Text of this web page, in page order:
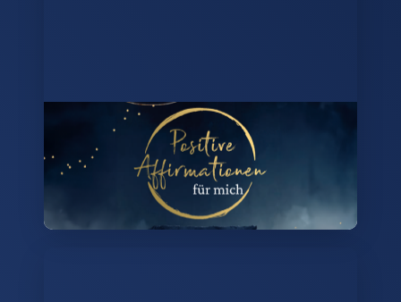
Jeden Tag positive Impulse 💫
Entdecke unser neues Kartenset mit 55
positiven Affirmationen. Das perfekte
Geschenk für dich. Jetzt erhältlich 🥰